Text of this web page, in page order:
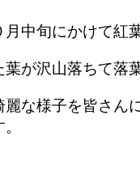
中旬にかけて紅
が沢山落ちて落
な様子を皆さん